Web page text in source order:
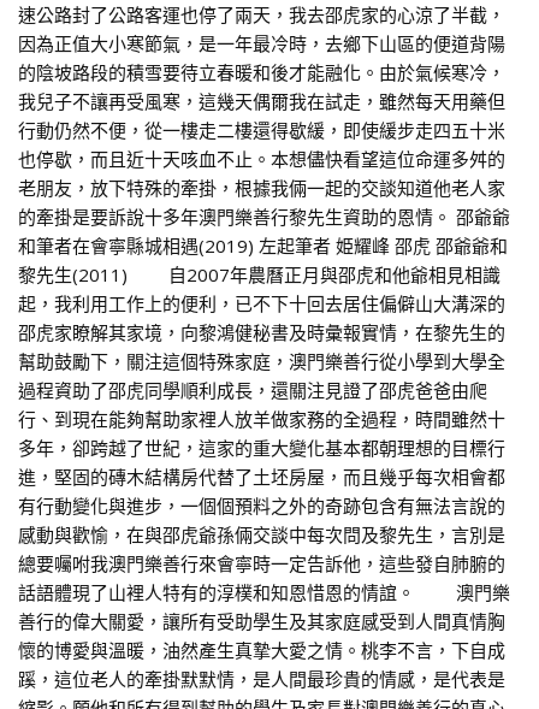
速公路封了公路客運也停了兩天，我去邵虎家的心涼了半截，
因為正值大小寒節氣，是一年最冷時，去鄉下山區的便道背陽
的陰坡路段的積雪要待立春暖和後才能融化。由於氣候寒冷，
我兒子不讓再受風寒，這幾天偶爾我在試走，雖然每天用藥但
行動仍然不便，從一樓走二樓還得歇緩，即使緩步走四五十米
也停歇，而且近十天咳血不止。本想儘快看望這位命運多舛的
老朋友，放下特殊的牽掛，根據我倆一起的交談知道他老人家
的牽掛是要訴說十多年澳門樂善行黎先生資助的恩情。 邵爺爺
和筆者在會寧縣城相遇(2019) 左起筆者 姫耀峰 邵虎 邵爺爺和
黎先生(2011) 自2007年農曆正月與邵虎和他爺相見相識
起，我利用工作上的便利，已不下十回去居住偏僻山大溝深的
邵虎家瞭解其家境，向黎鴻健秘書及時彙報實情，在黎先生的
幫助鼓勵下，關注這個特殊家庭，澳門樂善行從小學到大學全
過程資助了邵虎同學順利成長，還關注見證了邵虎爸爸由爬
行、到現在能夠幫助家裡人放羊做家務的全過程，時間雖然十
多年，卻跨越了世紀，這家的重大變化基本都朝理想的目標行
進，堅固的磚木結構房代替了土坯房屋，而且幾乎每次相會都
有行動變化與進步，一個個預料之外的奇跡包含有無法言說的
感動與歡愉，在與邵虎爺孫倆交談中每次問及黎先生，言別是
總要囑咐我澳門樂善行來會寧時一定告訴他，這些發自肺腑的
話語體現了山裡人特有的淳樸和知恩惜恩的情誼。 澳門樂
善行的偉大關愛，讓所有受助學生及其家庭感受到人間真情胸
懷的博愛與溫暖，油然產生真摯大愛之情。桃李不言，下自成
蹊，這位老人的牽掛默默情，是人間最珍貴的情感，是代表是